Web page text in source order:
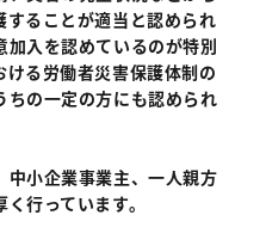
ることが適当と認められ
加入を認めているのが特別
る労働者災害保護体制の
ちの一定の方にも認められ
中小企業事業主、一人親方
行っています。